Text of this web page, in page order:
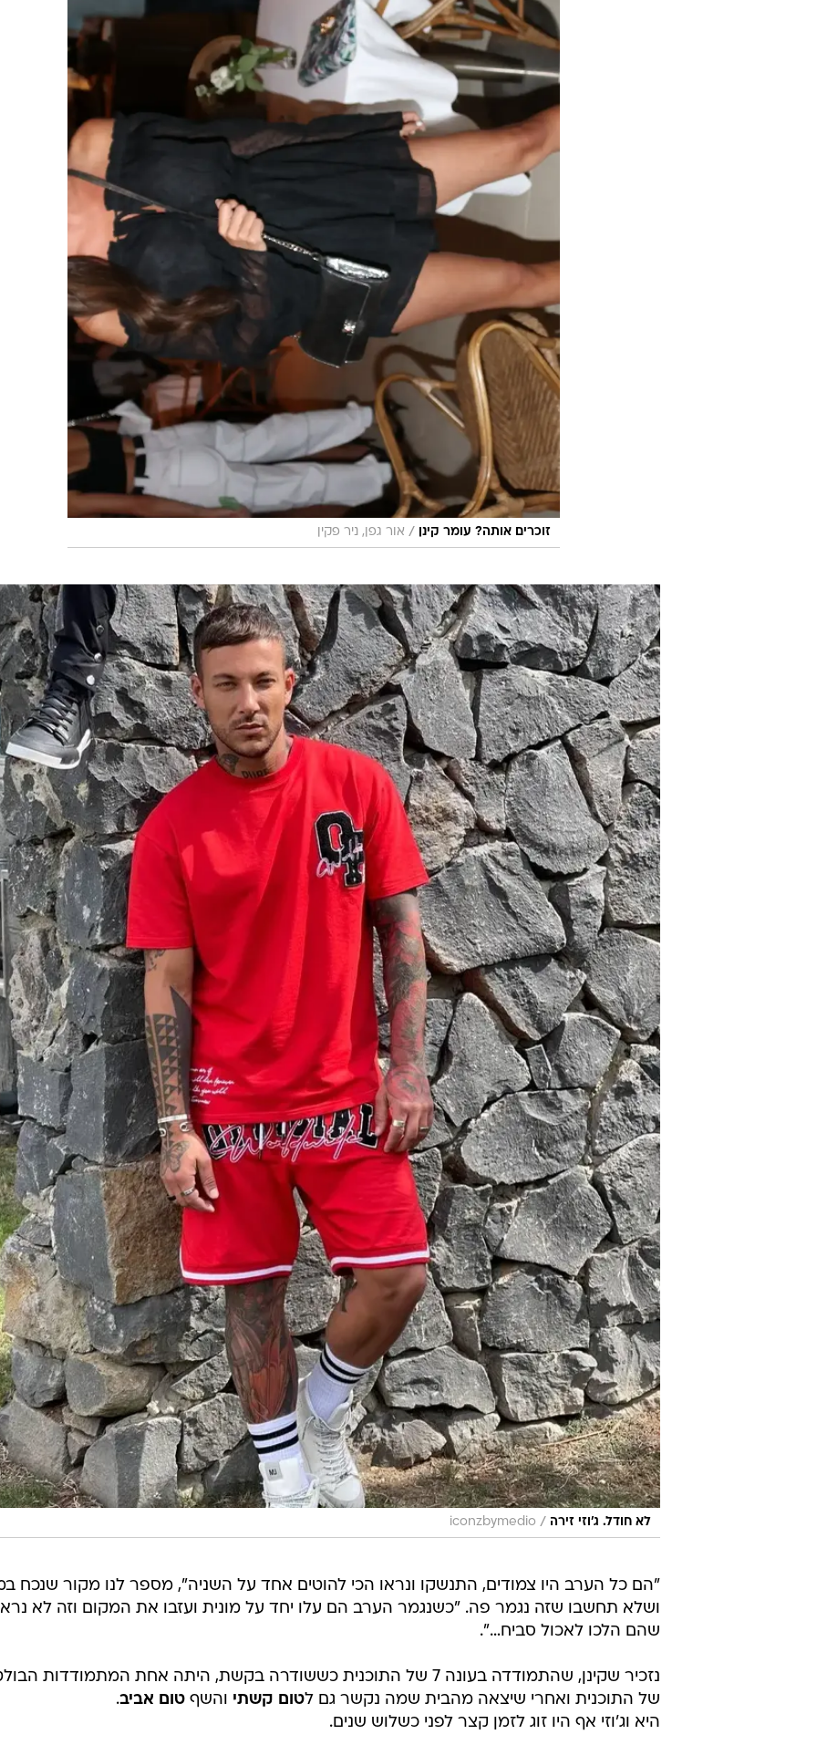
זוכרים אותה? עומר קינן / אור גפן, ניר פקין
לא חודל. ג׳וזי זירה /
iconzbymedio
"הם כל הערב היו צמודים, התנשקו ונראו הכי להוטים אחד על השניה", מספר לנו מקור שנכח
ושלא תחשבו שזה נגמר פה. "כשנגמר הערב הם עלו יחד על מונית ועזבו את המקום וזה לא
שהם הלכו לאכול סביח…".
נזכיר שקינן, שהתמודדה בעונה 7 של התוכנית כששודרה בקשת, היתה אחת המתמודדות
של התוכנית ואחרי שיצאה מהבית שמה נקשר גם לטום קשתי והשף טום אביב.
היא וג'וזי אף היו זוג לזמן קצר לפני כשלוש שנים.